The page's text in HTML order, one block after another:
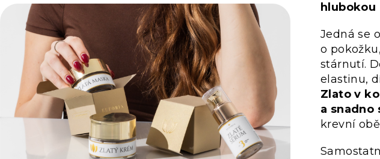
Jedná se
o
stárnutí.
elastinu,
Zlato v
a snadno
krevní